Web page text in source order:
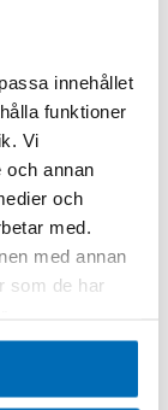
innehållet
funktioner
Vi
och annan
och
med.
med annan
som de har